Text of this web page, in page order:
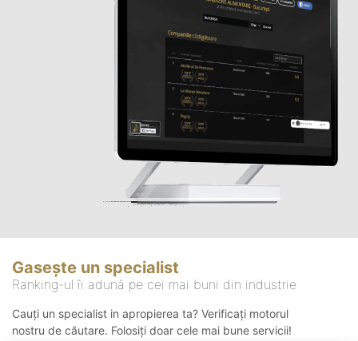
Gasește un specialist
Ranking-ul îi adună pe cei mai buni din industrie
Cauți un specialist in apropierea ta? Verificați motorul
nostru de căutare. Folosiți doar cele mai bune servicii!